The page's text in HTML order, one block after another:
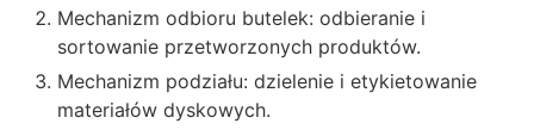
Mechanizm odbioru butelek: odbieranie i
sortowanie przetworzonych produktów.
Mechanizm podziału: dzielenie i etykietowanie
materiałów dyskowych.